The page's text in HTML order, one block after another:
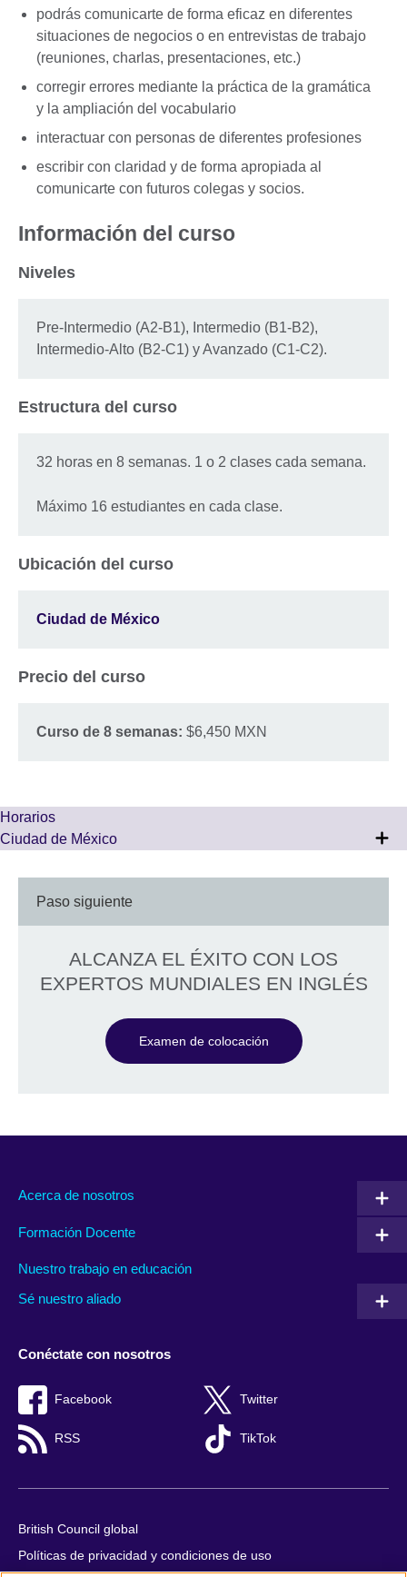
podrás comunicarte de forma eficaz en diferentes
situaciones de negocios o en entrevistas de trabajo
(reuniones, charlas, presentaciones, etc.)
corregir errores mediante la práctica de la gramática
y la ampliación del vocabulario
interactuar con personas de diferentes profesiones
escribir con claridad y de forma apropiada al
comunicarte con futuros colegas y socios.
Información del curso
Niveles
Pre-Intermedio (A2-B1), Intermedio (B1-B2),
Intermedio-Alto (B2-C1) y Avanzado (C1-C2).
Estructura del curso
32 horas en 8 semanas. 1 o 2 clases cada semana.
Máximo 16 estudiantes en cada clase.
Ubicación del curso
Ciudad de México
Precio del curso
Curso de 8 semanas: $6,450 MXN
Horarios
Ciudad de México
Paso siguiente
ALCANZA EL ÉXITO CON LOS
EXPERTOS MUNDIALES EN INGLÉS
Examen de colocación
Acerca de nosotros
Formación Docente
Nuestro trabajo en educación
Sé nuestro aliado
Conéctate con nosotros
Facebook Twitter
RSS TikTok
British Council global
Políticas de privacidad y condiciones de uso